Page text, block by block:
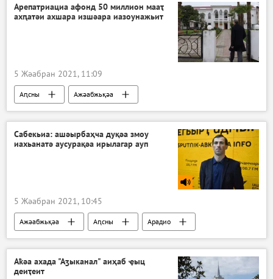
Арепатриациа афонд 50 миллион мааҭ
ахԥатәи ахшара изшәара иазоунажьит
5 Жәабран 2021, 11:09
Аԥсны Ажәабжьқәа
Сабекьиа: ашәырбаҳча дуқәа змоу
иахьанатә аусурақәа ирылагар ауп
5 Жәабран 2021, 10:45
Ажәабжьқәа Аԥсны Арадио
Аҟәа ахада "Аӡыканал" аиҳаб ҿыц
деиҭеит